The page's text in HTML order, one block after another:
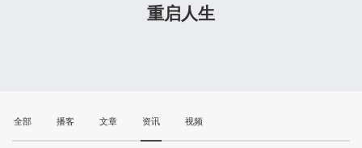
重启人生
全部 播客 文章 资讯 视频